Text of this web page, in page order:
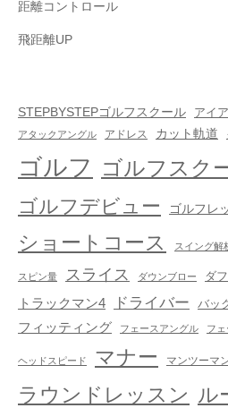
距離コントロール
飛距離UP
STEPBYSTEPゴルフスクール アイ
アタックアングル アドレス カット軌道
ゴルフ ゴルフスク
ゴルフデビュー ゴルフレ
ショートコース スイング解
スピン量 スライス ダウンブロー ダ
トラックマン4 ドライバー バッ
フィッティング フェースアングル フ
ヘッドスピード マナー マンツーマ
ラウンドレッスン ル